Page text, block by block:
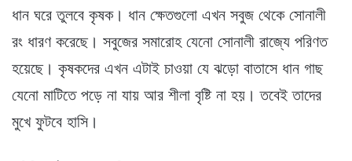
ধান ঘরে তুলবে কৃষক। ধান ক্ষেতগুলো এখন সবুজ থেকে সোনালী
রং ধারণ করেছে। সবুজের সমারোহ যেনো সোনালী রাজ্যে পরিণত
হয়েছে। কৃষকদের এখন এটাই চাওয়া যে ঝড়ো বাতাসে ধান গাছ
যেনো মাটিতে পড়ে না যায় আর শীলা বৃষ্টি না হয়। তবেই তাদের
মুখে ফুটবে হাসি।